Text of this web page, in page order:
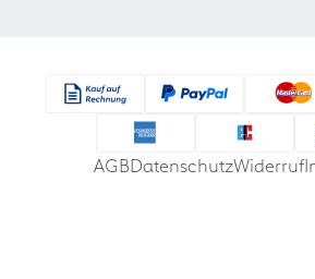
AGBDatenschutzWiderruf